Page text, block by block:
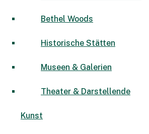
Bethel Woods
Historische Stätten
Museen & Galerien
Theater & Darstellende
Kunst